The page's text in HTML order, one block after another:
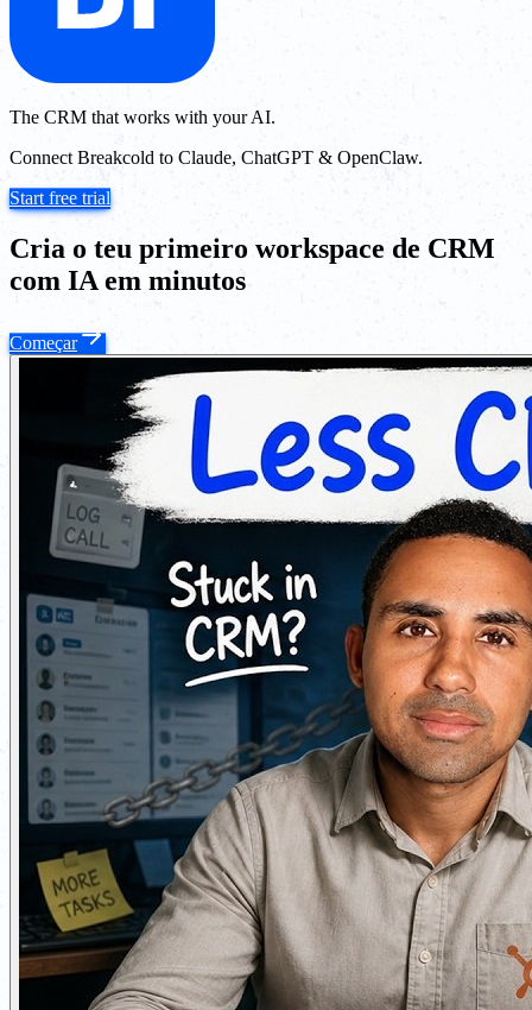
The CRM that works with your AI.
Connect Breakcold to Claude, ChatGPT & OpenClaw.
Start free trial
Cria o teu primeiro workspace de CRM
com IA em minutos
Começar